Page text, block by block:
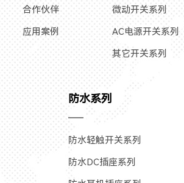
合作伙伴
应用案例
微动开关系列
AC电源开关系列
其它开关系列
防水系列
防水轻触开关系列
防水DC插座系列